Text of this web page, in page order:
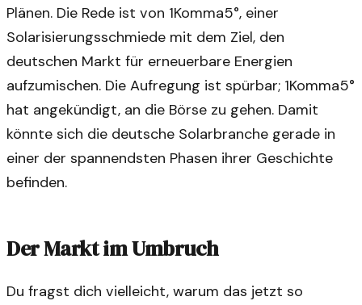
Plänen. Die Rede ist von 1Komma5°, einer
Solarisierungsschmiede mit dem Ziel, den
deutschen Markt für erneuerbare Energien
aufzumischen. Die Aufregung ist spürbar; 1Komma5°
hat angekündigt, an die Börse zu gehen. Damit
könnte sich die deutsche Solarbranche gerade in
einer der spannendsten Phasen ihrer Geschichte
befinden.
Der Markt im Umbruch
Du fragst dich vielleicht, warum das jetzt so